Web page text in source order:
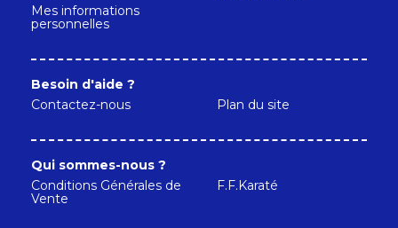
Mes informations
personnelles
Besoin d'aide ?
Contactez-nous
Plan du site
Qui sommes-nous ?
Conditions Générales de
Vente
F.F.Karaté